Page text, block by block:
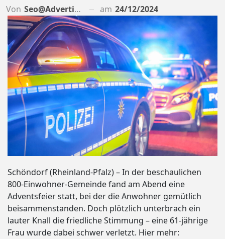
Von Seo@advertiso.de am 24/12/2024
Schöndorf (Rheinland-Pfalz) – In der beschaulichen
800-Einwohner-Gemeinde fand am Abend eine
Adventsfeier statt, bei der die Anwohner gemütlich
beisammenstanden. Doch plötzlich unterbrach ein
lauter Knall die friedliche Stimmung – eine 61-jährige
Frau wurde dabei schwer verletzt. Hier mehr: